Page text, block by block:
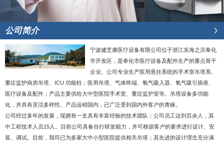
公司简介
宁波健芝康医疗设备有限公司位于浙江东海之滨奉化
市开发区，是奉化市医疗设备及配件生产的重点骨干
企业。公司专业生产医用悬挂系统的手术室吊塔系、
重症监护病房吊塔、ICU 功能柱；医用吊塔、气体终端、氧气吸入器、氧气吸引插座、
医疗设备及配件；产品主要供给大中型医院手术室、重症监护室等。吊塔设备多功能
化，并具有灵活多样性。产品远销国内，已广泛受到国内外客户的青睐。
公司经过多年的发展，现拥有一支具有丰富经验的技术团队；公司员工达到百余人，其
中工程技术人员15人。目前公司具备自行研发能力，并可根据客户的要求进行设计、安
装、调试。目前，我司已为多家大中小型医院提供相关吊塔；其先进的设计理念充分满